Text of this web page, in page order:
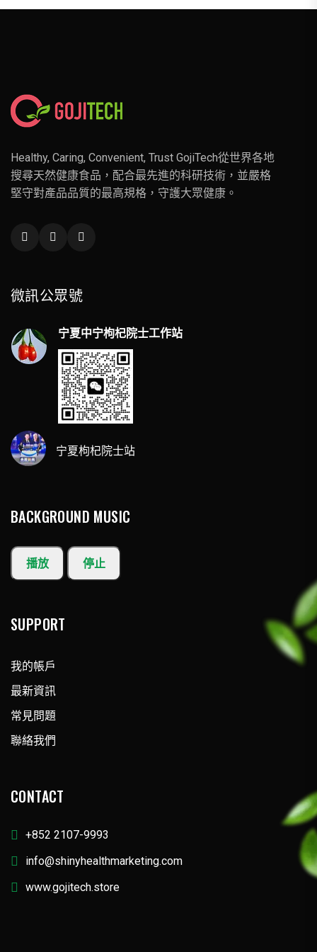
Healthy, Caring, Convenient, Trust GojiTech從世界各地
搜尋天然健康食品，配合最先進的科研技術，並嚴格
堅守對產品品質的最高規格，守護大眾健康。
微訊公眾號
宁夏中宁枸杞院士工作站
宁夏枸杞院士站
BACKGROUND MUSIC
播放 停止
SUPPORT
我的帳戶
最新資訊
常見問題
聯絡我們
CONTACT
+852 2107-9993
info@shinyhealthmarketing.com
www.gojitech.store